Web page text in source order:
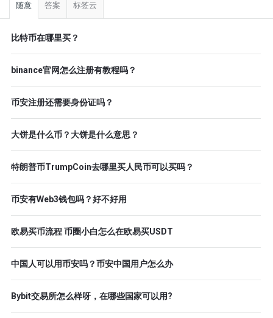
随意 答案 标签云
比特币在哪里买？
binance官网怎么注册有教程吗？
币安注册还需要身份证吗？
大饼是什么币？大饼是什么意思？
特朗普币TrumpCoin去哪里买人民币可以买吗？
币安有Web3钱包吗？好不好用
欧易买币流程 币圈小白怎么在欧易买USDT
中国人可以用币安吗？币安中国用户怎么办
Bybit交易所怎么样呀，在哪些国家可以用?